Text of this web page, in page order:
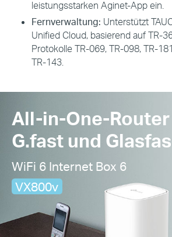
leistungsstarken Aginet-App ein.
Fernverwaltung: Unterstützt
Unified Cloud, basierend auf TR-
Protokolle TR-069, TR-098, TR-
TR-143.
All-in-One-Router
G.fast und
WiFi 6 Internet Box 6
VX800v